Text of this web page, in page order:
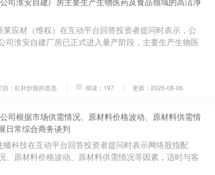
应材（维权）在互动平台回答投资者提问时表示，公
司淮安自建厂房已正式进入量产阶段，主要生产生物医
目：杠杆炒股的首选 阅读：197 更新：2026-08-06
司根据市场供需情况、原材料价格波动、原材料供需情
日常综合商务谈判
科技在互动平台回答投资者提问时表示网络股指配
、原材料价格波动、原材料供需情况等因素，适时与客